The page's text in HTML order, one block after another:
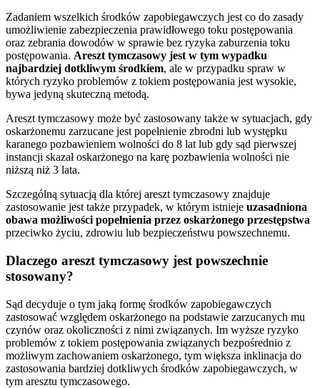
Zadaniem wszelkich środków zapobiegawczych jest co do zasady
umożliwienie zabezpieczenia prawidłowego toku postępowania
oraz zebrania dowodów w sprawie bez ryzyka zaburzenia toku
postępowania. Areszt tymczasowy jest w tym wypadku
najbardziej dotkliwym środkiem, ale w przypadku spraw w
których ryzyko problemów z tokiem postępowania jest wysokie,
bywa jedyną skuteczną metodą.
Areszt tymczasowy może być zastosowany także w sytuacjach, gdy
oskarżonemu zarzucane jest popełnienie zbrodni lub występku
karanego pozbawieniem wolności do 8 lat lub gdy sąd pierwszej
instancji skazał oskarżonego na karę pozbawienia wolności nie
niższą niż 3 lata.
Szczególną sytuacją dla której areszt tymczasowy znajduje
zastosowanie jest także przypadek, w którym istnieje uzasadniona
obawa możliwości popełnienia przez oskarżonego przestępstwa
przeciwko życiu, zdrowiu lub bezpieczeństwu powszechnemu.
Dlaczego areszt tymczasowy jest powszechnie
stosowany?
Sąd decyduje o tym jaką formę środków zapobiegawczych
zastosować względem oskarżonego na podstawie zarzucanych mu
czynów oraz okoliczności z nimi związanych. Im wyższe ryzyko
problemów z tokiem postępowania związanych bezpośrednio z
możliwym zachowaniem oskarżonego, tym większa inklinacja do
zastosowania bardziej dotkliwych środków zapobiegawczych, w
tym aresztu tymczasowego.